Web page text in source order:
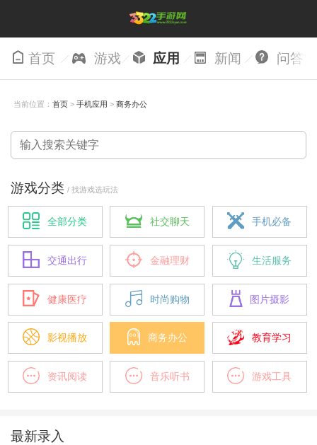
首页 游戏 应用 新闻 问答
当前位置： 首页> 手机应用 > 商务办公
游戏分类 / 找游戏选玩法
全部分类 社交聊天 手机必备
交通出行 金融理财 生活服务
健康医疗 时尚购物 图片摄影
影视播放 商务办公 教育学习
资讯阅读 音乐听书 游戏工具
最新录入